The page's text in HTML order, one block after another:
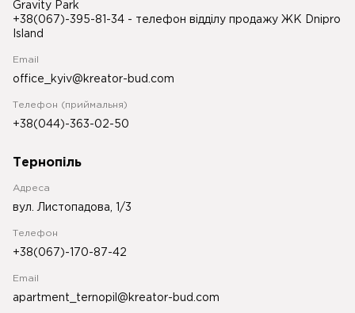
Gravity Park
+38(067)-395-81-34 - телефон відділу продажу ЖК Dnipro
Island
Email
office_kyiv@kreator-bud.com
Телефон (приймальня)
+38(044)-363-02-50
Тернопіль
Адреса
вул. Листопадова, 1/3
Телефон
+38(067)-170-87-42
Email
apartment_ternopil@kreator-bud.com